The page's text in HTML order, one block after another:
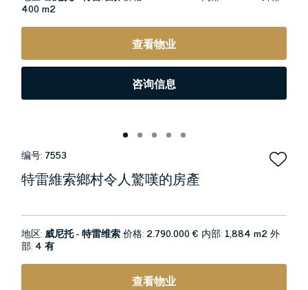
400 m2
查看物业
咨询信息
编号: 7553
特雷維索鄉村令人驚嘆的房產
地区:威尼托 - 特雷维索价格: 2.790.000 € 内部: 1,884 m2外
部: 4 有
查看物业